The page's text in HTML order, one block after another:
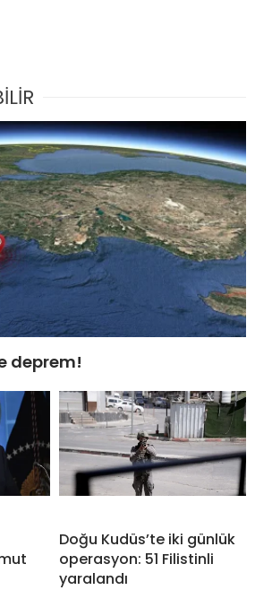
deprem!
Doğu Kudüs’te iki günlük
operasyon: 51 Filistinli
yaralandı